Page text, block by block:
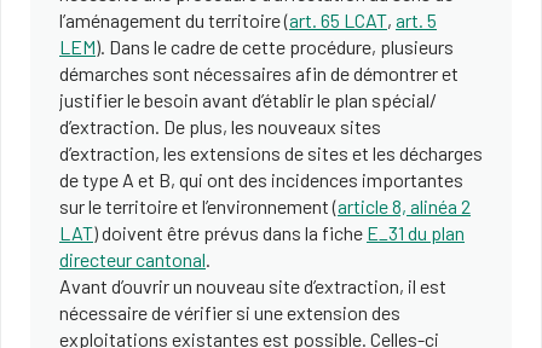
l’aménagement du territoire (art. 65 LCAT, art. 5
LEM). Dans le cadre de cette procédure, plusieurs
démarches sont nécessaires afin de démontrer et
justifier le besoin avant d’établir le plan spécial/
d’extraction. De plus, les nouveaux sites
d’extraction, les extensions de sites et les décharges
de type A et B, qui ont des incidences importantes
sur le territoire et l’environnement (article 8, alinéa 2
LAT) doivent être prévus dans la fiche E_31 du plan
directeur cantonal.
Avant d’ouvrir un nouveau site d’extraction, il est
nécessaire de vérifier si une extension des
exploitations existantes est possible. Celles-ci